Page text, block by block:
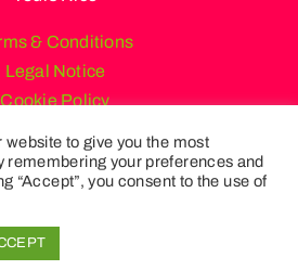
& Conditions
Legal Notice
Cookie Policy
website to give you the most
remembering your preferences and
“Accept”, you consent to the use of